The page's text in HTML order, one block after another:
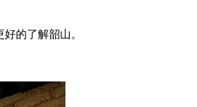
的了解韶山。